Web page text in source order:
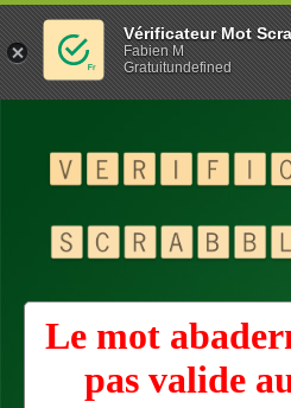
Le mot
pas valide
Vérificateur Mot
Fabien M
Gratuitundefined